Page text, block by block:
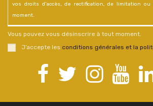
vos droits d'accès, de rectification, de limitation
moment.
Vous pouvez vous désinscrire à tout moment.
J’accepte les conditions générales et la